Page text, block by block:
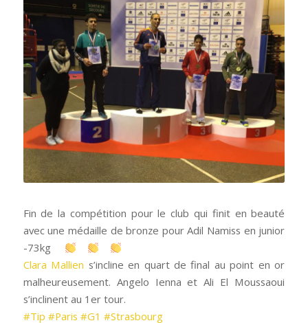
Fin de la compétition pour le club qui finit en beauté
avec une médaille de bronze pour Adil Namiss en junior
-73kg
Clara Mallien s’incline en quart de final au point en or
malheureusement. Angelo Ienna et Ali El Moussaoui
s’inclinent au 1er tour.
#Tip #Paris #G1 #Strasbourg